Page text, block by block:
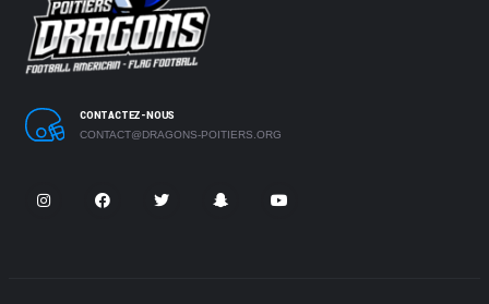
CONTACTEZ-NOUS
CONTACT@DRAGONS-POITIERS.ORG